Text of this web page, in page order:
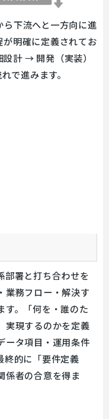
下流へと一方向に進
明確に定義されてお
計 → 開発（実装）
で進みます。
部署と打ち合わせを
業務フロー・解決す
す。「何を・誰のた
実現するのかを定義
ータ項目・運用条件
終的に「要件定義
係者の合意を得ま